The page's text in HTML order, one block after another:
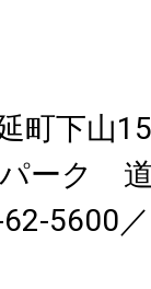
町下山
パーク
5600